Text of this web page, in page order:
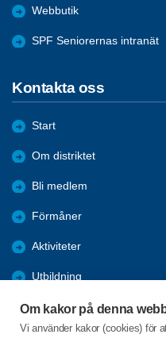
Om kakor på denna
Vi använder kakor (cookies) för
Webbutik
SPF Seniorernas intranät
Kontakta oss
Start
Om distriktet
Bli medlem
Förmåner
Aktiviteter
Utbildning
Nyheter